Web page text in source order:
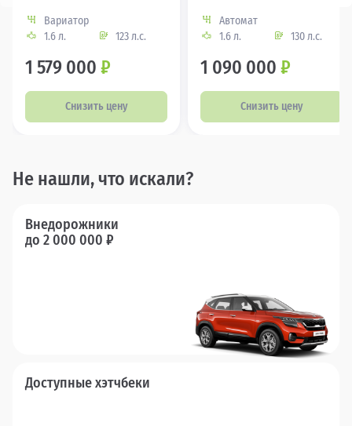
Вариатор
1.6 л.
123 л.с.
1 579 000 ₽
Снизить цену
Автомат
1.6 л.
130 л.с.
1 090 000 ₽
Снизить цену
Не нашли, что искали?
Внедорожники
до 2 000 000 ₽
Доступные хэтчбеки